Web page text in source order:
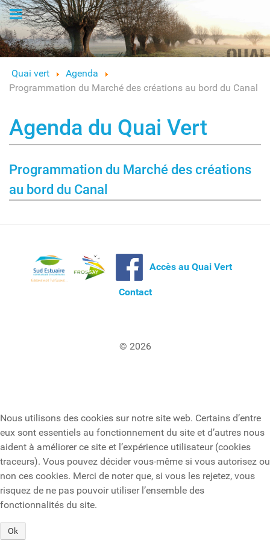
Logo
Quai vert
Agenda
Programmation du Marché des créations au bord du Canal
Agenda du Quai Vert
Programmation du Marché des créations
au bord du Canal
Accès au Quai Vert
Contact
© 2026
Nous utilisons des cookies sur notre site web. Certains d’entre
eux sont essentiels au fonctionnement du site et d’autres nous
aident à améliorer ce site et l’expérience utilisateur (cookies
traceurs). Vous pouvez décider vous-même si vous autorisez ou
non ces cookies. Merci de noter que, si vous les rejetez, vous
risquez de ne pas pouvoir utiliser l’ensemble des
fonctionnalités du site.
Ok